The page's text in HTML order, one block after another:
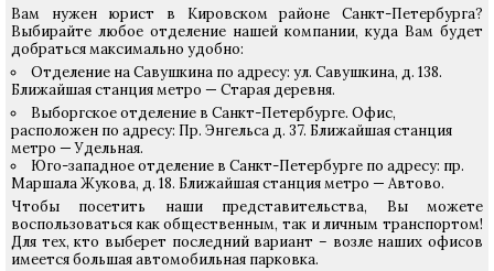
Вам нужен юрист в Кировском районе Санкт-Петербурга?
Выбирайте любое отделение нашей компании, куда Вам будет
добраться максимально удобно:
Отделение на Савушкина по адресу: ул. Савушкина, д. 138.
Ближайшая станция метро — Старая деревня.
Выборгское отделение в Санкт-Петербурге. Офис,
расположен по адресу: Пр. Энгельса д. 37. Ближайшая станция
метро — Удельная.
Юго-западное отделение в Санкт-Петербурге по адресу: пр.
Маршала Жукова, д. 18. Ближайшая станция метро — Автово.
Чтобы посетить наши представительства, Вы можете
воспользоваться как общественным, так и личным транспортом!
Для тех, кто выберет последний вариант – возле наших офисов
имеется большая автомобильная парковка.